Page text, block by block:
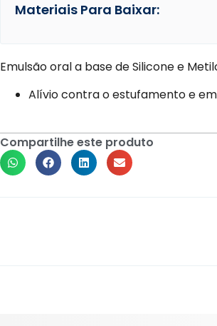
Materiais Para Baixar:
Emulsão oral a base de Silicone e
Alívio contra o estufamento e
Compartilhe este produto